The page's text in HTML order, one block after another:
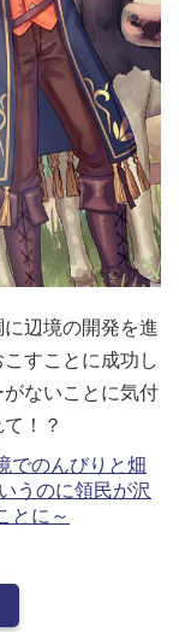
辺境の開発を進
すことに成功し
ないことに気付
！？
でのんびりと畑
うのに領民が沢
とに～